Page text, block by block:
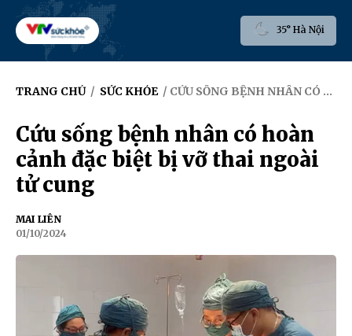
35° Hà Nội
TRANG CHỦ / SỨC KHỎE / CỨU SỐNG BỆNH NHÂN CÓ HOÀN CẢNH ĐẶC BIỆT BỊ VỠ THAI NGOÀI TỬ CUNG
Cứu sống bệnh nhân có hoàn
cảnh đặc biệt bị vỡ thai ngoài
tử cung
MAI LIÊN
01/10/2024